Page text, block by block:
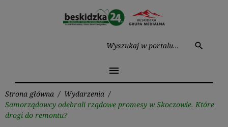
search
menu
Strona główna / Wydarzenia /
Samorządowcy odebrali rządowe promesy w Skoczowie. Które
drogi do remontu?